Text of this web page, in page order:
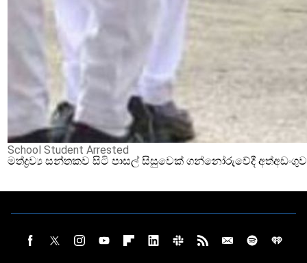
School Student Arrested
මත්ද්‍රව්‍ය සන්තකව සිටි පාසල් සිසුවෙක් ගන්නෝරුවේදී